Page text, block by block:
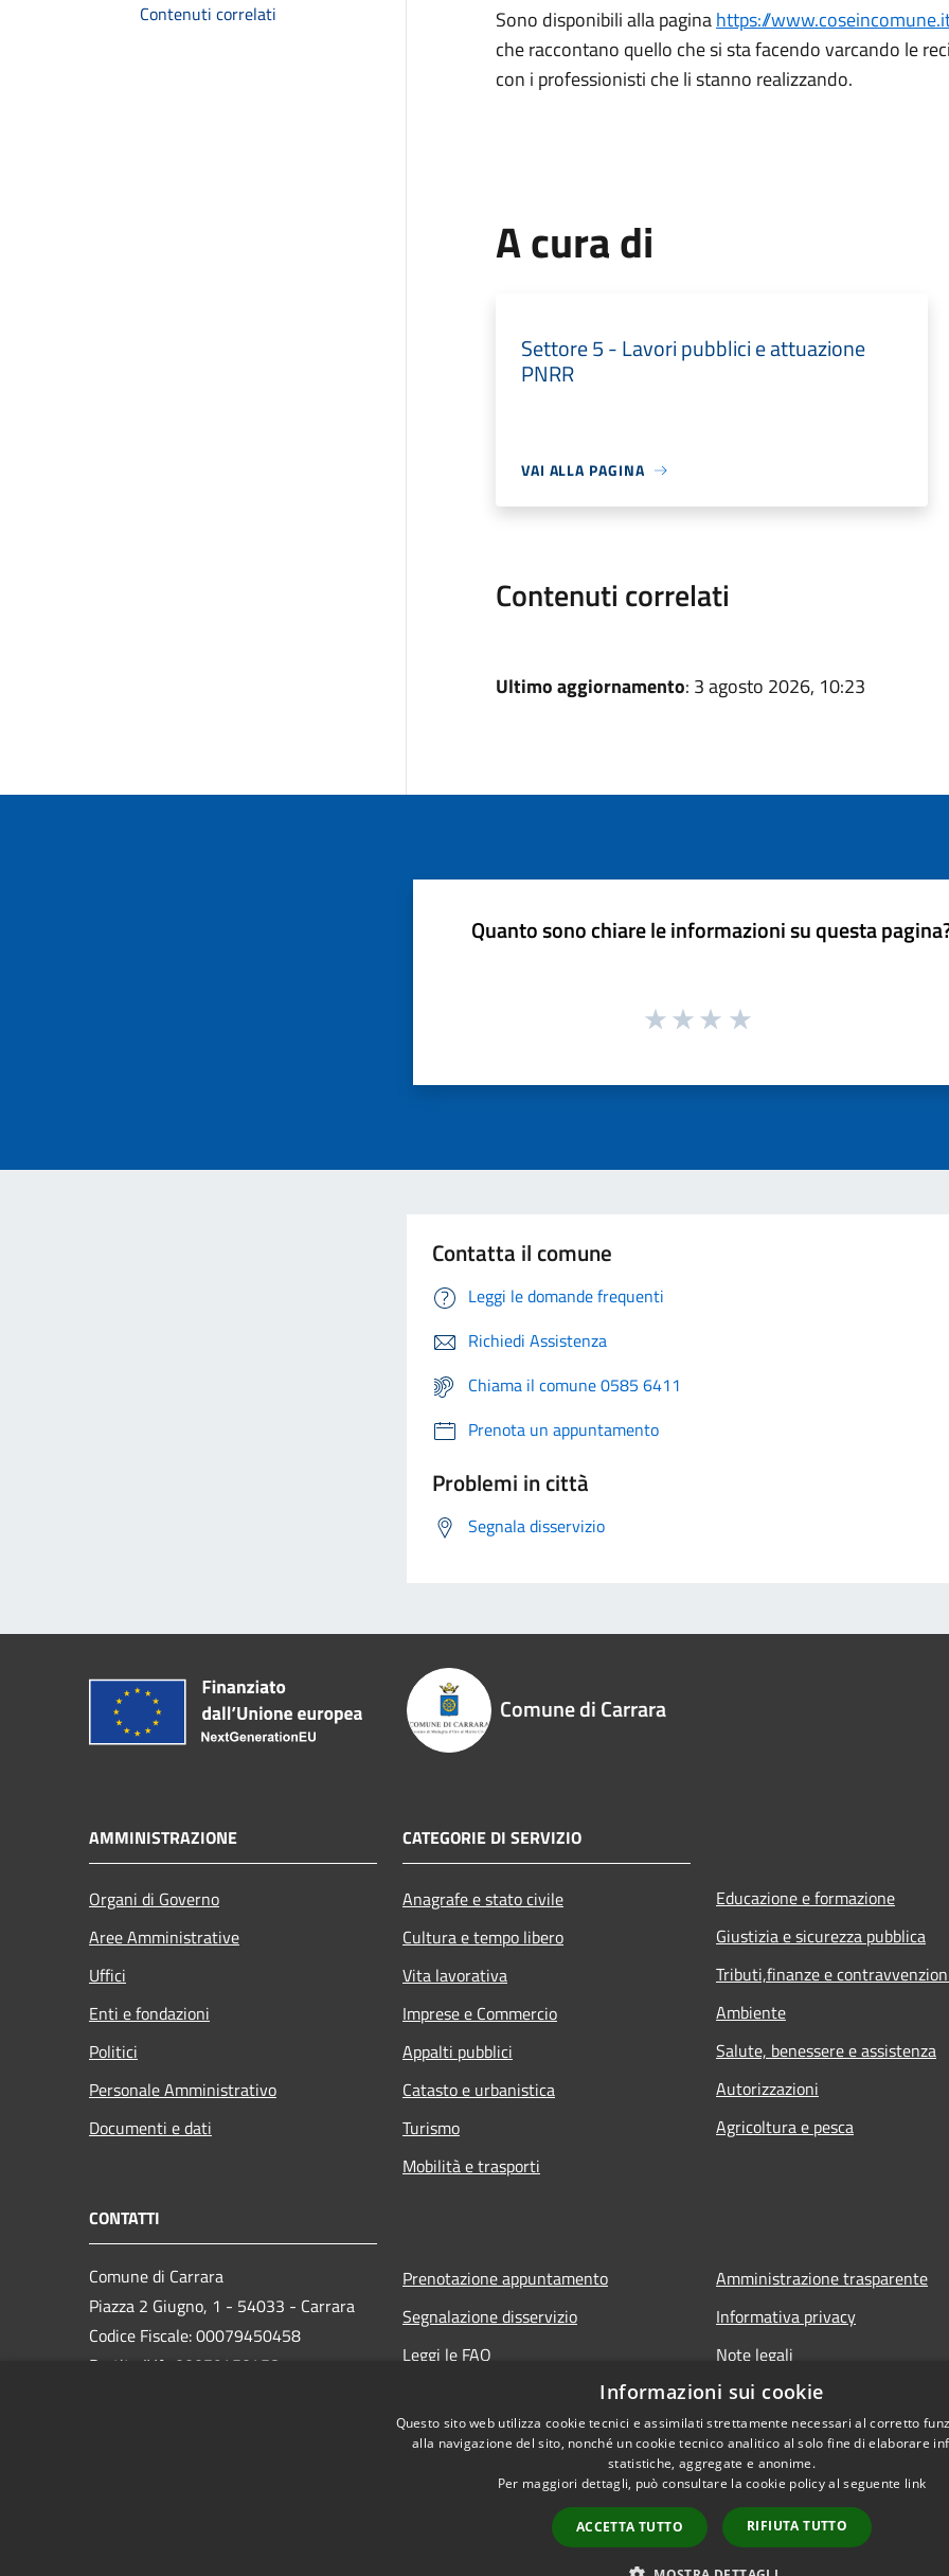
Contenuti correlati
Sono disponibili alla paginahttps://
che raccontano quello che si sta facendo varcando le
con i professionisti che li stanno realizzando.
A cura di
Settore 5 - Lavori pubblici e attuazione
PNRR
VAI ALLA PAGINA
Contenuti correlati
Ultimo aggiornamento: 3 agosto 2026, 10:23
Quanto sono chiare le informazioni su questa
Contatta il comune
Leggi le domande frequenti
Richiedi Assistenza
Chiama il comune 0585 6411
Prenota un appuntamento
Problemi in città
Segnala disservizio
Comune di Carrara
AMMINISTRAZIONE
Organi di Governo
Aree Amministrative
Uffici
Enti e fondazioni
Politici
Personale Amministrativo
Documenti e dati
CATEGORIE DI SERVIZIO
Anagrafe e stato civile
Cultura e tempo libero
Vita lavorativa
Imprese e Commercio
Appalti pubblici
Catasto e urbanistica
Turismo
Mobilità e trasporti
Educazione e formazione
Giustizia e sicurezza pubblica
Tributi,finanze e
Ambiente
Salute, benessere e assistenza
Autorizzazioni
Agricoltura e pesca
CONTATTI
Comune di Carrara
Piazza 2 Giugno, 1 - 54033 - Carrara
Codice Fiscale: 00079450458
Partita IVA: 00079450458
Prenotazione appuntamento
Segnalazione disservizio
Leggi le FAQ
Amministrazione trasparente
Informativa privacy
Note legali
Dichiarazione di accessibilità
Copyright © 2026 • Comune
Informazioni sui cookie
Questo sito web utilizza cookie tecnici e assimilati strettamente necessari al corretto
alla navigazione del sito, nonché un cookie tecnico analitico al solo fine di elaborare
statistiche, aggregate e anonime.
Per maggiori dettagli, può consultare la cookie policy al seguente link
ACCETTA TUTTO RIFIUTA TUTTO